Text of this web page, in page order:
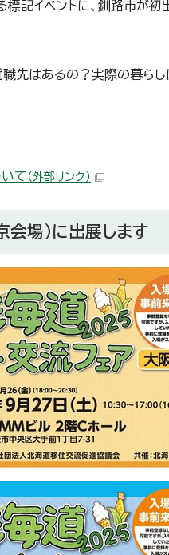
記イベントに、釧路市が初
先はあるの？実際の暮ら
て （外部リンク）
場）に出展します